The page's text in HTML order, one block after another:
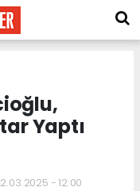
Yaptı
- 12:00